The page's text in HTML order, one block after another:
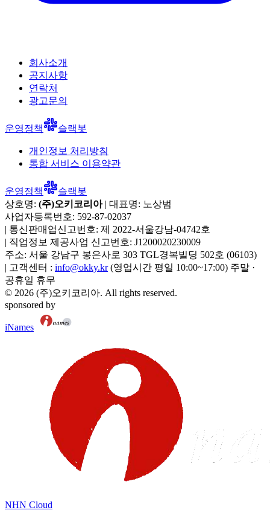
회사소개
공지사항
연락처
광고문의
운영정책 슬랙봇
개인정보 처리방침
통합 서비스 이용약관
운영정책
슬랙봇
상호명: (주)오키코리아| 대표명: 노상범
사업자등록번호: 592-87-02037
| 통신판매업신고번호: 제 2022-서울강남-04742호
| 직업정보 제공사업 신고번호: J1200020230009
주소: 서울 강남구 봉은사로 303 TGL경복빌딩 502호 (06103)
| 고객센터 : info@okky.kr (영업시간 평일 10:00~17:00) 주말 ·
공휴일 휴무
© 2026 (주)오키코리아. All rights reserved.
sponsored by
iNames
NHN Cloud